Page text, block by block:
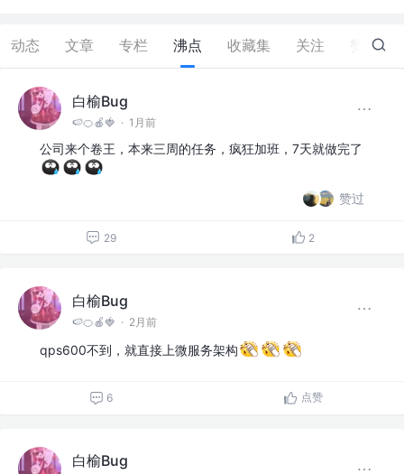
动态 文章 专栏 沸点 收藏集 关注 28
白榆Bug
🍉🍊🍎🍓 · 1月前
公司来个卷王，本来三周的任务，疯狂加班，7天就做完了
赞过
29 2
白榆Bug
🍉🍊🍎🍓 · 2月前
qps600不到，就直接上微服务架构
6 点赞
白榆Bug